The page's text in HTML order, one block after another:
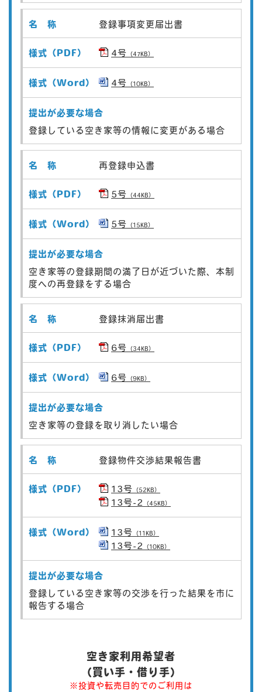
登録事項変更届出書
4号 （47KB）
4号 （10KB）
登録している空き家等の情報に変更がある場合
再登録申込書
5号 （44KB）
5号 （15KB）
空き家等の登録期間の満了日が近づいた際、本制
度への再登録をする場合
登録抹消届出書
6号 （34KB）
6号 （9KB）
空き家等の登録を取り消したい場合
登録物件交渉結果報告書
13号 （52KB）
13号-2 （45KB）
13号 （11KB）
13号-2 （10KB）
登録している空き家等の交渉を行った結果を市に
報告する場合
空き家利用希望者
（買い手・借り手）
※投資や転売目的でのご利用は